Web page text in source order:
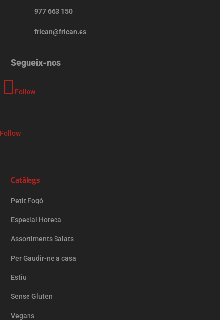
977 663 150
frican@frican.es
Segueix-nos
Follow
Follow
Catàlegs
Petit Fogó
Especial Horeca
Assortiments Salats
Per Gaudir-ne a casa
Estiu
Sense Gluten
Vegans